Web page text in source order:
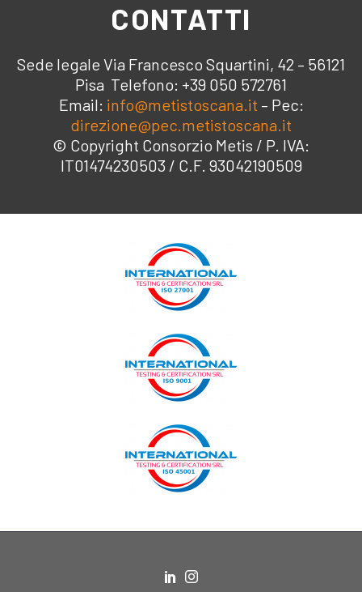
CONTATTI
Sede legale Via Francesco Squartini, 42 – 56121
Pisa Telefono: +39 050 572761
Email: info@metistoscana.it – Pec:
direzione@pec.metistoscana.it
© Copyright Consorzio Metis / P. IVA:
IT01474230503 / C.F. 93042190509